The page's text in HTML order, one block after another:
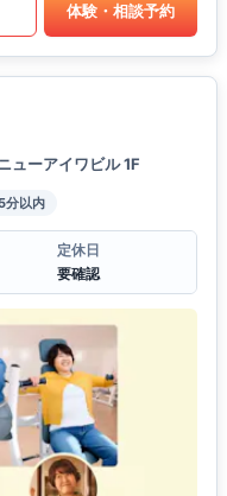
体験・相談予約
ューアイワビル 1F
分以内
定休日
要確認